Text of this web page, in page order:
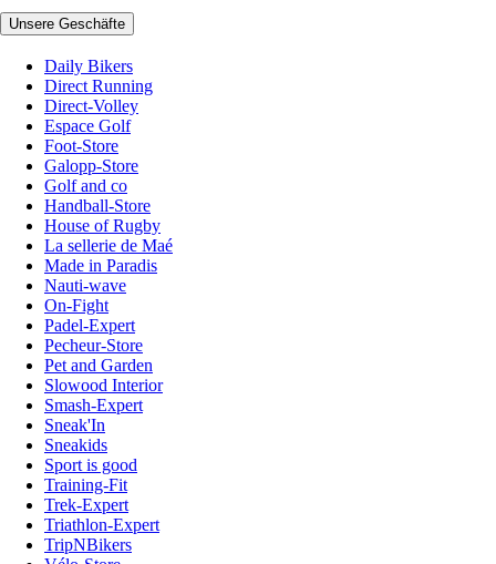
Unsere Geschäfte
Daily Bikers
Direct Running
Direct-Volley
Espace Golf
Foot-Store
Galopp-Store
Golf and co
Handball-Store
House of Rugby
La sellerie de Maé
Made in Paradis
Nauti-wave
On-Fight
Padel-Expert
Pecheur-Store
Pet and Garden
Slowood Interior
Smash-Expert
Sneak'In
Sneakids
Sport is good
Training-Fit
Trek-Expert
Triathlon-Expert
TripNBikers